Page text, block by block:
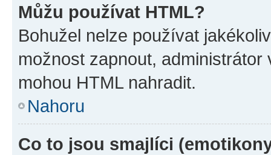
Můžu používat HTML?
Bohužel nelze používat
možnost zapnout,
mohou HTML nahradit.
Nahoru
Co to jsou smajlíci